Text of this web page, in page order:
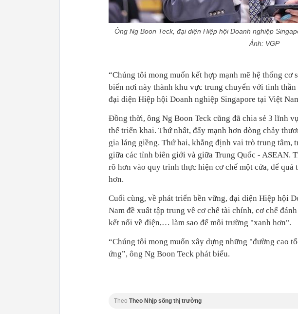
Ông Ng Boon Teck, đại diện Hiệp hội Doanh nghiệp
Ảnh: VGP
“Chúng tôi mong muốn kết hợp mạnh mẽ hệ thống cơ
biến nơi này thành khu vực trung chuyển với tinh
đại diện Hiệp hội Doanh nghiệp Singapore tại Việt
Đồng thời, ông Ng Boon Teck cũng đã chia sẻ 3 lĩnh
thể triển khai. Thứ nhất, đẩy mạnh hơn dòng chảy
gia láng giềng. Thứ hai, khẳng định vai trò trung tâm,
giữa các tỉnh biên giới và giữa Trung Quốc - ASEAN.
rõ hơn vào quy trình thực hiện cơ chế một cửa, để
hơn.
Cuối cùng, về phát triển bền vững, đại diện Hiệp hội
Nam đề xuất tập trung về cơ chế tài chính, cơ chế
kết nối về điện,… làm sao để môi trường "xanh hơn".
“Chúng tôi mong muốn xây dựng những "đường cao
ứng”, ông Ng Boon Teck phát biểu.
Theo Theo Nhịp sống thị trường